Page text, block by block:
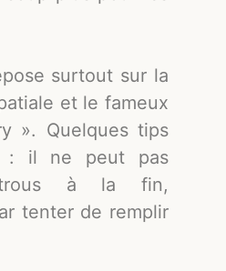
surtout sur la
et le fameux
». Quelques tips
: il ne peut pas
à la fin,
tenter de remplir